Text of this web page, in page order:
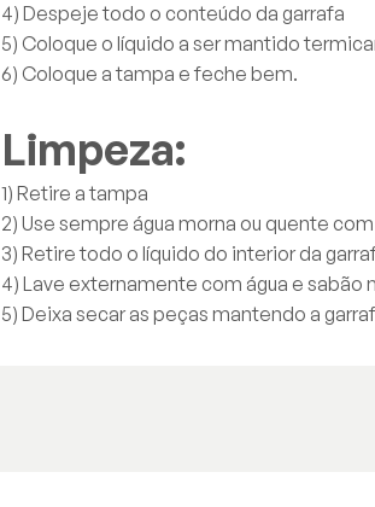
4) Despeje todo o conteúdo da garrafa
5) Coloque o líquido a ser mantido
6) Coloque a tampa e feche bem.
Limpeza:
1) Retire a tampa
2) Use sempre água morna ou quente
3) Retire todo o líquido do interior da
4) Lave externamente com água e sabão
5) Deixa secar as peças mantendo a